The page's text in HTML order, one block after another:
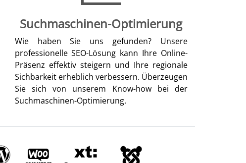
Suchmaschinen-Optimierung
Wie haben Sie uns gefunden? Unsere
professionelle SEO-Lösung kann Ihre Online-
Präsenz effektiv steigern und Ihre regionale
Sichbarkeit erheblich verbessern. Überzeugen
Sie sich von unserem Know-how bei der
Suchmaschinen-Optimierung.